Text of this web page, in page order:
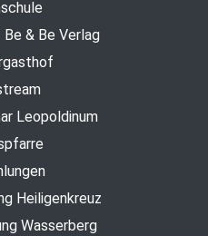
& Be Verlag
Leopoldinum
Heiligenkreuz
Wasserberg